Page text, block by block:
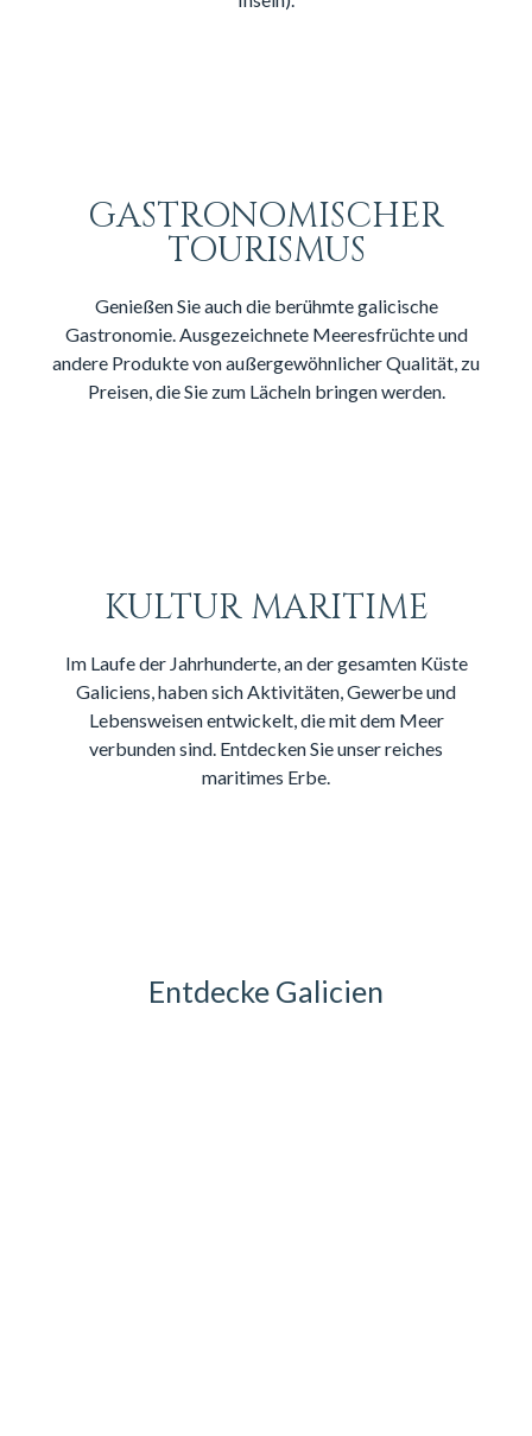
GASTRONOMISCHER
TOURISMUS
Genießen Sie auch die berühmte galicische
Gastronomie. Ausgezeichnete Meeresfrüchte und
andere Produkte von außergewöhnlicher Qualität, zu
Preisen, die Sie zum Lächeln bringen werden.
KULTUR MARITIME
Im Laufe der Jahrhunderte, an der gesamten Küste
Galiciens, haben sich Aktivitäten, Gewerbe und
Lebensweisen entwickelt, die mit dem Meer
verbunden sind. Entdecken Sie unser reiches
maritimes Erbe.
Entdecke Galicien